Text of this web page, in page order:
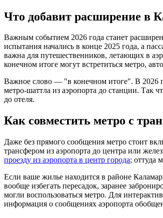
Что добавит расширение в
Важным событием 2026 года станет
испытания начались в конце 2025 года, а
важна для путешественников, летающих в
конечном итоге могут встретиться метро,
Важное слово — "в конечном итоге". В 2026
метро-шаттла из аэропорта до станции. Так
до отеля.
Как совместить метро с
Даже без прямого сообщения метро стоит
трансфером из аэропорта до центра или
проезду из аэропорта в центр города; оттуда
Если ваше жилье находится в районе
вообще избегать пересадок, заранее
могли воспользоваться метро. Для
информация о сообщениях аэропорта